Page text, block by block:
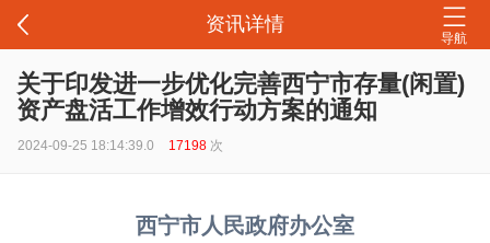
资讯详情
导航
关于印发进一步优化完善西宁市存量(闲置)
资产盘活工作增效行动方案的通知
2024-09-25 18:14:39.0 17198 次
西宁市人民政府办公室